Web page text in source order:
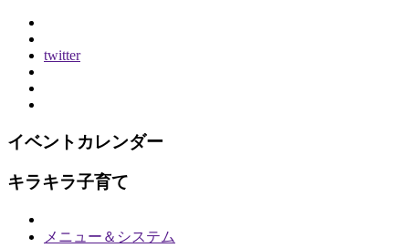
twitter
イベントカレンダー
キラキラ子育て
メニュー＆システム